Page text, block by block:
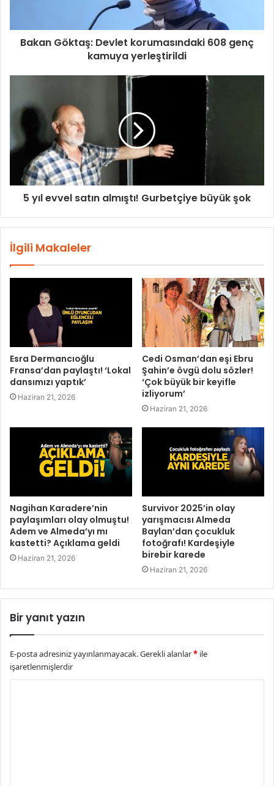
Bakan Göktaş: Devlet korumasındaki 608 genç
kamuya yerleştirildi
5 yıl evvel satın almıştı! Gurbetçiye büyük şok
İlgili Makaleler
Esra Dermancıoğlu
Fransa’dan paylaştı! ‘Lokal
dansımızı yaptık’
Haziran 21, 2026
Cedi Osman’dan eşi Ebru
Şahin’e övgü dolu sözler!
‘Çok büyük bir keyifle
izliyorum’
Haziran 21, 2026
Nagihan Karadere’nin
paylaşımları olay olmuştu!
Adem ve Almeda’yı mı
kastetti? Açıklama geldi
Haziran 21, 2026
Survivor 2025’in olay
yarışmacısı Almeda
Baylan’dan çocukluk
fotoğrafı! Kardeşiyle
birebir karede
Haziran 21, 2026
Bir yanıt yazın
E-posta adresiniz yayınlanmayacak.Gerekli alanlar* ile
işaretlenmişlerdir